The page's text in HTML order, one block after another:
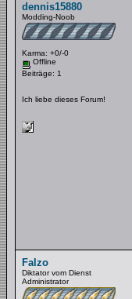
dennis15880
Modding-Noob
Karma: +0/-0
Offline
Beiträge: 1
Ich liebe dieses Forum!
Falzo
Diktator vom Dienst
Administrator